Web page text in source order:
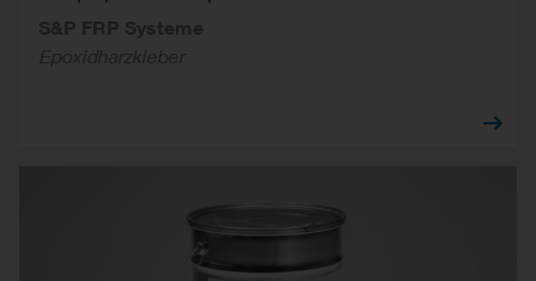
S&P FRP Systeme
Epoxidharzkleber